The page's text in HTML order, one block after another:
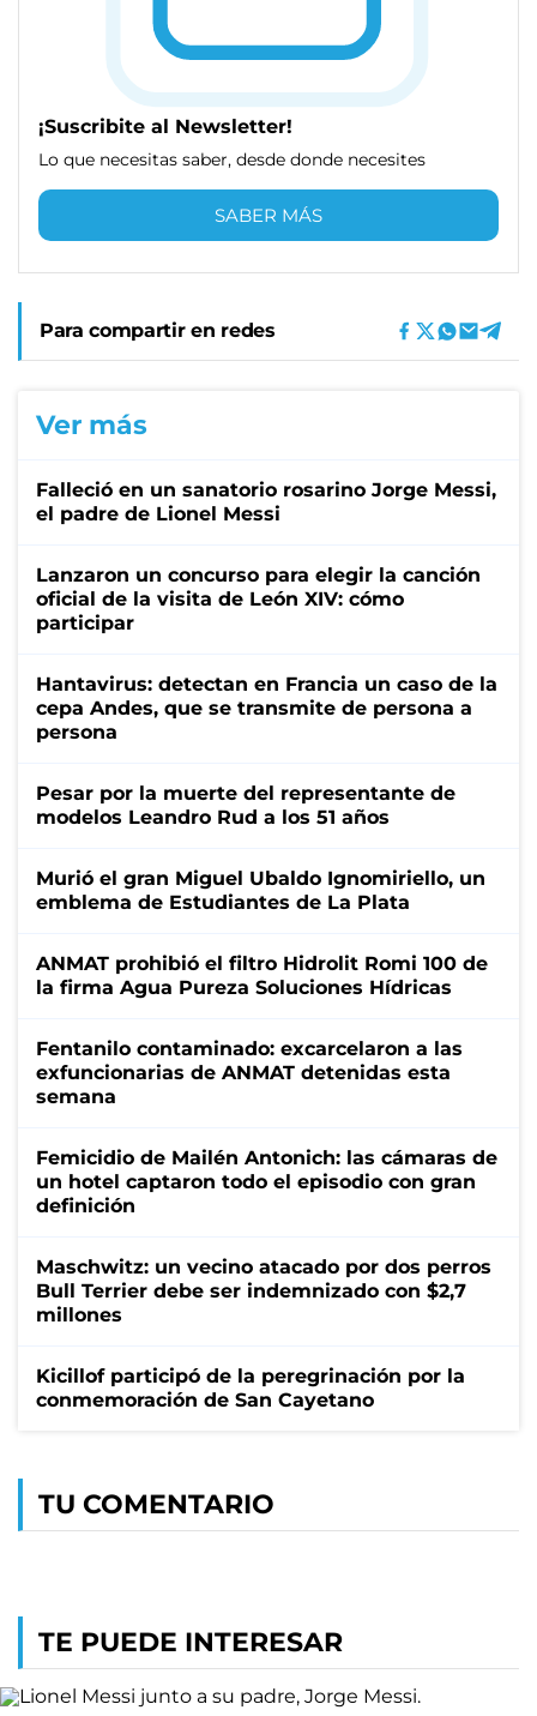
¡Suscribite al Newsletter!
Lo que necesitas saber, desde donde necesites
SABER MÁS
Para compartir en redes
Ver más
Falleció en un sanatorio rosarino Jorge Messi,
el padre de Lionel Messi
Lanzaron un concurso para elegir la canción
oficial de la visita de León XIV: cómo
participar
Hantavirus: detectan en Francia un caso de la
cepa Andes, que se transmite de persona a
persona
Pesar por la muerte del representante de
modelos Leandro Rud a los 51 años
Murió el gran Miguel Ubaldo Ignomiriello, un
emblema de Estudiantes de La Plata
ANMAT prohibió el filtro Hidrolit Romi 100 de
la firma Agua Pureza Soluciones Hídricas
Fentanilo contaminado: excarcelaron a las
exfuncionarias de ANMAT detenidas esta
semana
Femicidio de Mailén Antonich: las cámaras de
un hotel captaron todo el episodio con gran
definición
Maschwitz: un vecino atacado por dos perros
Bull Terrier debe ser indemnizado con $2,7
millones
Kicillof participó de la peregrinación por la
conmemoración de San Cayetano
TU COMENTARIO
TE PUEDE INTERESAR